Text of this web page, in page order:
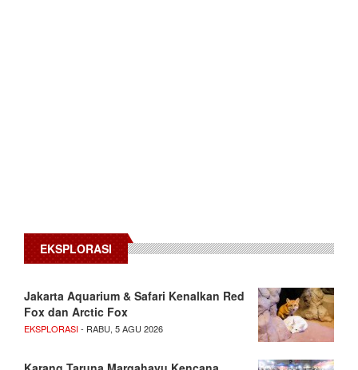
EKSPLORASI
Jakarta Aquarium & Safari Kenalkan Red
Fox dan Arctic Fox
EKSPLORASI- RABU, 5 AGU 2026